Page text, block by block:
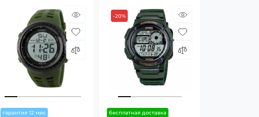
гарантия 12 мес
-20%
бесплатная доставка